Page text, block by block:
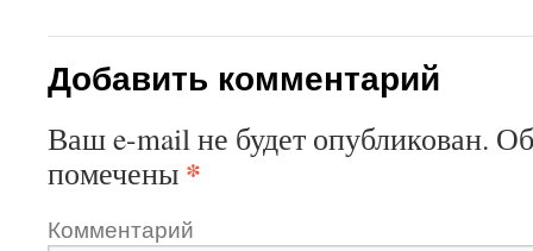
Добавить комментарий
Ваш e-mail не будет опубликован.
помечены *
Комментарий